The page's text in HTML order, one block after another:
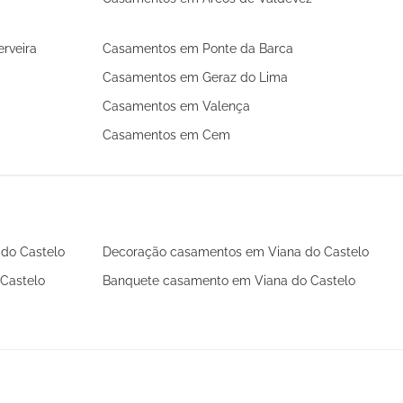
Casamentos em Ponte da Barca
Casamentos em Geraz do Lima
Casamentos em Valença
Casamentos em Cem
Castelo
Decoração casamentos em Viana do Castelo
Banquete casamento em Viana do Castelo